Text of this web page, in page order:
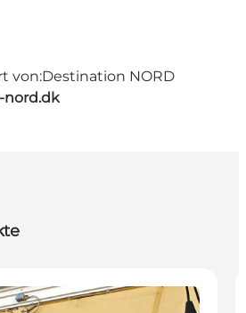
von:Destination NORD
nord.dk